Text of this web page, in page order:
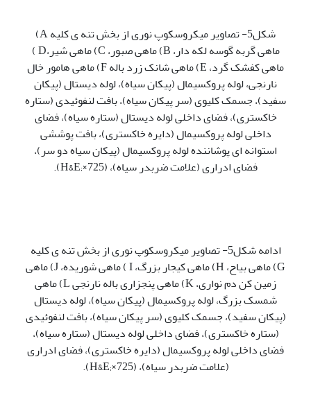
شکل5- تصاویر میکروسکوپ نوری از بخش تنه ی کلیه A)
ماهی گربه گوسه لکه دار، B) ماهی صبور، C) ماهی شیر،D )
ماهی کفشک گرد، E) ماهی شانک زرد باله F) ماهی هامور خال
نارنجی، لوله پروکسیمال (پیکان سیاه)، لوله دیستال (پیکان
سفید)، جسمک کلیوی (سر پیکان سیاه)، بافت لنفوئیدی (ستاره
خاکستری)، فضای داخلی لوله دیستال (ستاره سیاه)، فضای
داخلی لوله پروکسیمال (دایره خاکستری)، بافت پوششی
استوانه ای پوشاننده لوله پروکسیمال (پیکان سیاه دو سر)،
فضای ادراری (علامت ضربدر سیاه)، (H&E;×725).
ادامه شکل5- تصاویر میکروسکوپ نوری از بخش تنه ی کلیه
G) ماهی بیاح، H) ماهی کیجار بزرگ، I ) ماهی شوریده، J) ماهی
زمین کن دم نواری، K) ماهی پنجزاری باله نارنجی L) ماهی
شمسک بزرگ، لوله پروکسیمال (پیکان سیاه)، لوله دیستال
(پیکان سفید)، جسمک کلیوی (سر پیکان سیاه)، بافت لنفوئیدی
(ستاره خاکستری)، فضای داخلی لوله دیستال (ستاره سیاه)،
فضای داخلی لوله پروکسیمال (دایره خاکستری)، فضای ادراری
(علامت ضربدر سیاه)، (H&E;×725).